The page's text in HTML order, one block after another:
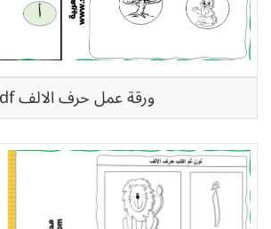
ورقة عمل حرف الالف pdf